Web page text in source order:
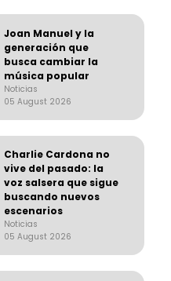
Joan Manuel y la
generación que
busca cambiar la
música popular
Noticias
05 August 2026
Charlie Cardona no
vive del pasado: la
voz salsera que sigue
buscando nuevos
escenarios
Noticias
05 August 2026